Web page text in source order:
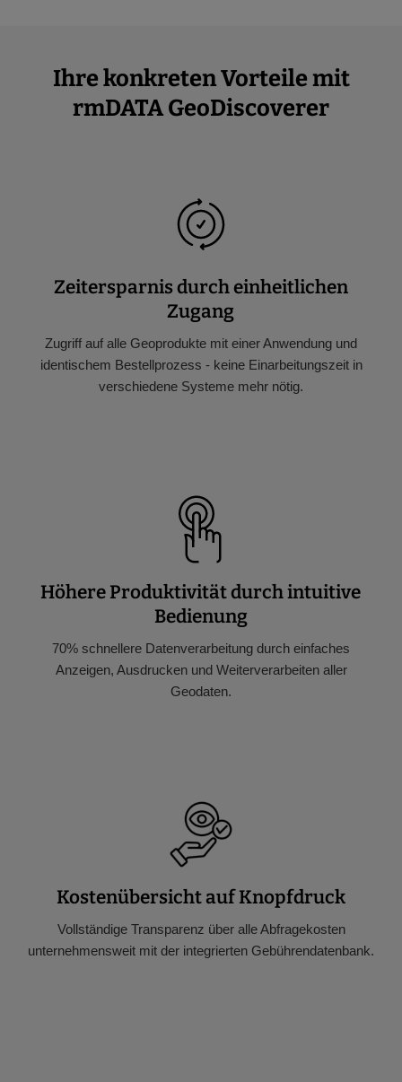
Ihre konkreten Vorteile mit
rmDATA GeoDiscoverer
Zeitersparnis durch einheitlichen
Zugang
Zugriff auf alle Geoprodukte mit einer Anwendung und
identischem Bestellprozess - keine Einarbeitungszeit in
verschiedene Systeme mehr nötig.
Höhere Produktivität durch intuitive
Bedienung
70% schnellere Datenverarbeitung durch einfaches
Anzeigen, Ausdrucken und Weiterverarbeiten aller
Geodaten.
Kostenübersicht auf Knopfdruck
Vollständige Transparenz über alle Abfragekosten
unternehmensweit mit der integrierten Gebührendatenbank.